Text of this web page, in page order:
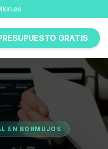
GRATIS
EN BORMUJOS